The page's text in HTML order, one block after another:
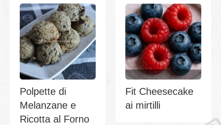
Polpette di
Melanzane e
Ricotta al Forno
Fit Cheesecake
ai mirtilli